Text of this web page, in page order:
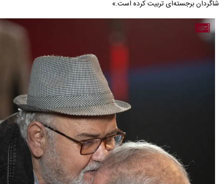
شاگردان برجسته‌ای تربیت کرده است.»